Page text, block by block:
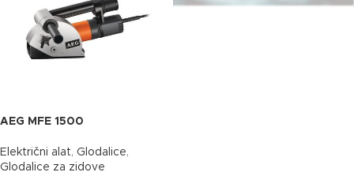
AEG MFE 1500
Električni alat, Glodalice,
Glodalice za zidove